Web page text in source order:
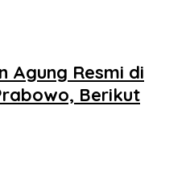
Agung Resmi di
Berikut